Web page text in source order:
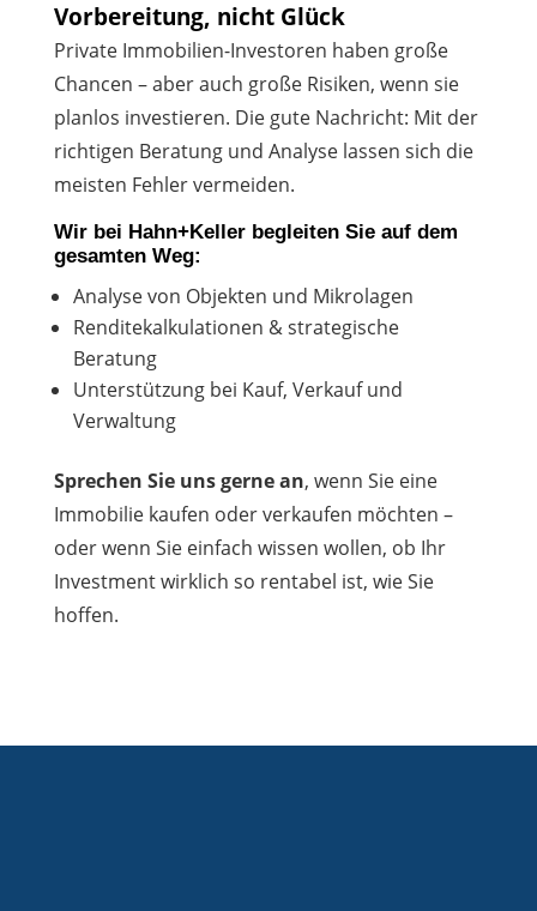
Vorbereitung, nicht Glück
Private Immobilien-Investoren haben große
Chancen – aber auch große Risiken, wenn sie
planlos investieren. Die gute Nachricht: Mit der
richtigen Beratung und Analyse lassen sich die
meisten Fehler vermeiden.
Wir bei Hahn+Keller begleiten Sie auf dem
gesamten Weg:
Analyse von Objekten und Mikrolagen
Renditekalkulationen & strategische
Beratung
Unterstützung bei Kauf, Verkauf und
Verwaltung
Sprechen Sie uns gerne an, wenn Sie eine
Immobilie kaufen oder verkaufen möchten –
oder wenn Sie einfach wissen wollen, ob Ihr
Investment wirklich so rentabel ist, wie Sie
hoffen.